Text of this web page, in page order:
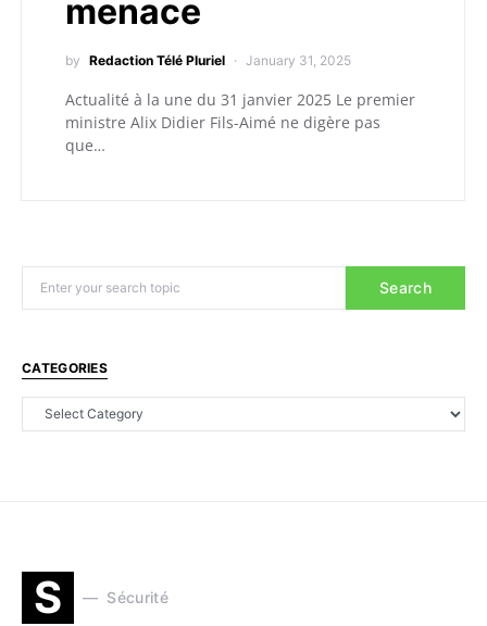
menace
by Redaction Télé Pluriel January 31, 2025
Actualité à la une du 31 janvier 2025 Le premier
ministre Alix Didier Fils-Aimé ne digère pas
que…
Search
CATEGORIES
S Sécurité